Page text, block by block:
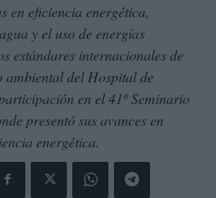
en eficiencia energética,
y el uso de energías
estándares internacionales de
del Hospital de
en el 41º Seminario
presentó sus avances en
energética.